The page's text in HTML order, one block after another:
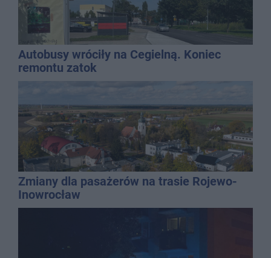
Autobusy wróciły na Cegielną. Koniec
remontu zatok
Zmiany dla pasażerów na trasie Rojewo-
Inowrocław